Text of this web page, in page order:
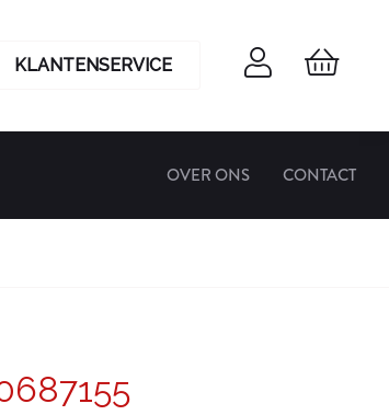
KLANTENSERVICE
OVER ONS CONTACT